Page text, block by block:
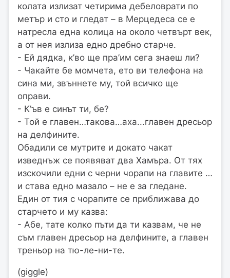
колата излизат четирима дебеловрати по
метър и сто и гледат – в Мерцедеса се е
натресла една колица на около четвърт век,
а от нея излиза едно дребно старче.
- Ей дядка, к’во щe пра’им сега знаеш ли?
- Чакайте бе момчета, ето ви телефона на
сина ми, звъннете му, той всичко ще
оправи.
- К’ъв е синът ти, бе?
- Той е главен…такова…аха...главен дресьор
на делфините.
Обадили се мутрите и докато чакат
изведнъж се появяват два Хамъра. От тях
изскочили едни с черни чорапи на главите …
и става едно мазало – не е за гледане.
Един от тия с чорапите се приближава до
старчето и му казва:
- Абе, тате колко пъти да ти казвам, че не
съм главен дресьор на делфините, а главен
треньор на тю-ле-ни-те.
(giggle)